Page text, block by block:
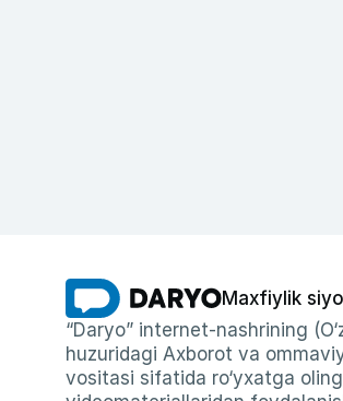
Maxfiylik
“Daryo” internet-nashrining
huzuridagi Axborot va
vositasi sifatida ro‘yxatga